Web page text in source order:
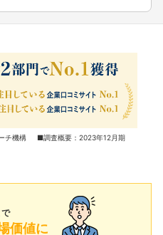
チ機構 ■調査概要：2023年12月期
価値に